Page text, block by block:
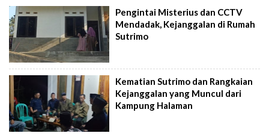
Pengintai Misterius dan CCTV
Mendadak, Kejanggalan di Rumah
Sutrimo
Kematian Sutrimo dan Rangkaian
Kejanggalan yang Muncul dari
Kampung Halaman